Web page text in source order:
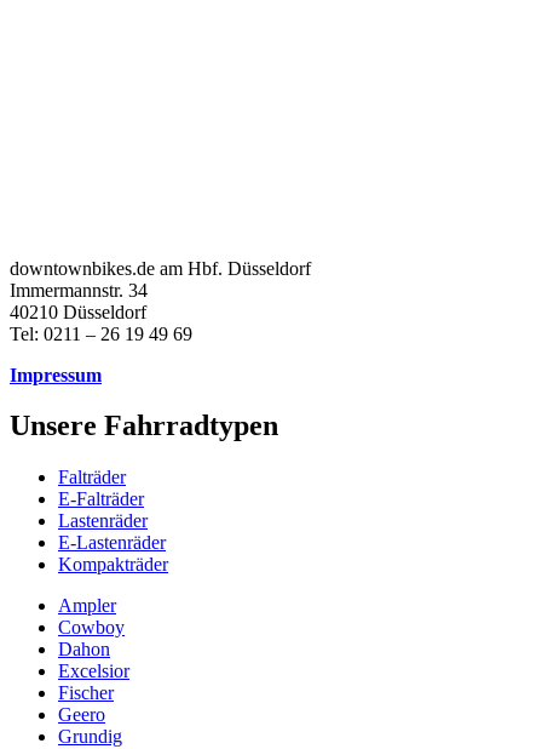
downtownbikes.de am Hbf. Düsseldorf
Immermannstr. 34
40210 Düsseldorf
Tel: 0211 – 26 19 49 69
Impressum
Unsere Fahrradtypen
Falträder
E-Falträder
Lastenräder
E-Lastenräder
Kompakträder
Ampler
Cowboy
Dahon
Excelsior
Fischer
Geero
Grundig